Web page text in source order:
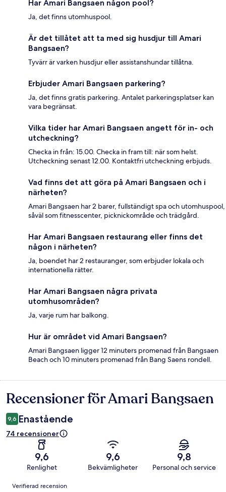
Har Amari Bangsaen någon pool?
Ja, det finns utomhuspool.
Är det tillåtet att ta med sig husdjur till Amari
Bangsaen?
Tyvärr är varken husdjur eller assistanshundar tillåtna.
Erbjuder Amari Bangsaen parkering?
Ja, det finns gratis parkering. Antalet parkeringsplatser kan
vara begränsat.
Vilka tider har Amari Bangsaen angett för in- och
utcheckning?
Checka in från: 15.00. Checka in fram till: när som helst.
Utcheckning senast 12.00. Kontaktfri utcheckning erbjuds.
Vad finns det att göra på Amari Bangsaen och i
närheten?
Amari Bangsaen har 2 barer, fullständigt spa och utomhuspool,
såväl som fitnesscenter, picknickområde och trädgård.
Har Amari Bangsaen restaurang eller finns det
någon i närheten?
Ja, boendet har 2 restauranger, som erbjuder lokala och
internationella rätter.
Har Amari Bangsaen några privata
utomhusområden?
Ja, varje rum har balkong.
Hur är området vid Amari Bangsaen?
Amari Bangsaen ligger 12 minuters promenad från Bangsaen
Beach och 10 minuters promenad från Bang Saens rondell.
Recensioner
Recensioner för Amari Bangsaen
9,6 Enastående
74 recensioner
9,6
Renlighet
9,6
Bekvämligheter
9,8
Personal och service
Recensioner
Verifierad recension